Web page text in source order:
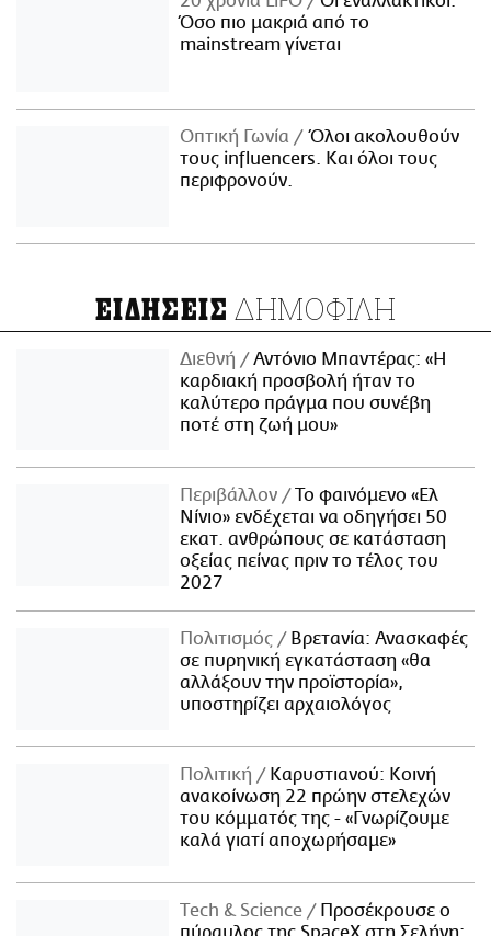
Όσο πιο μακριά από το
mainstream γίνεται
Οπτική Γωνία
Όλοι ακολουθούν
τους influencers. Και όλοι τους
περιφρονούν.
ΕΙΔΗΣΕΙΣ ΔΗΜΟΦΙΛΗ
Διεθνή
Αντόνιο Μπαντέρας: «Η
καρδιακή προσβολή ήταν το
καλύτερο πράγμα που συνέβη
ποτέ στη ζωή μου»
Περιβάλλον
Το φαινόμενο «Ελ
Νίνιο» ενδέχεται να οδηγήσει 50
εκατ. ανθρώπους σε κατάσταση
οξείας πείνας πριν το τέλος του
2027
Πολιτισμός
Βρετανία: Ανασκαφές
σε πυρηνική εγκατάσταση «θα
αλλάξουν την προϊστορία»,
υποστηρίζει αρχαιολόγος
Πολιτική
Καρυστιανού: Κοινή
ανακοίνωση 22 πρώην στελεχών
του κόμματός της - «Γνωρίζουμε
καλά γιατί αποχωρήσαμε»
Τech & Science
Προσέκρουσε ο